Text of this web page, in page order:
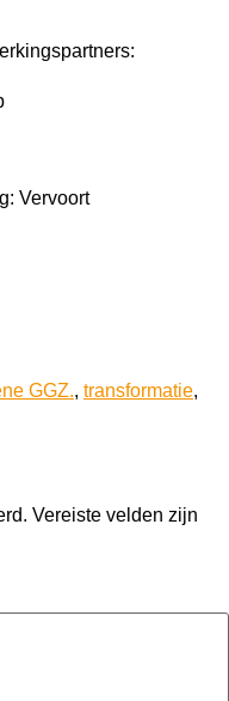
Vervoort
GGZ., transformatie,
Vereiste velden zijn